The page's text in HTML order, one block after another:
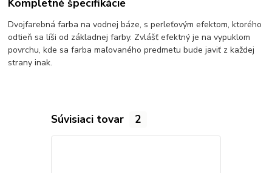
Kompletné špecifikácie
Dvojfarebná farba na vodnej báze, s perleťovým efektom, ktorého
odtieň sa líši od základnej farby. Zvlášť efektný je na vypuklom
povrchu, kde sa farba maľovaného predmetu bude javiť z každej
strany inak.
Súvisiaci tovar 2